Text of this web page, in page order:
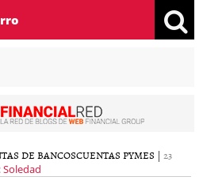
DE BANCOSCUENTAS PYMES | 23
Soledad